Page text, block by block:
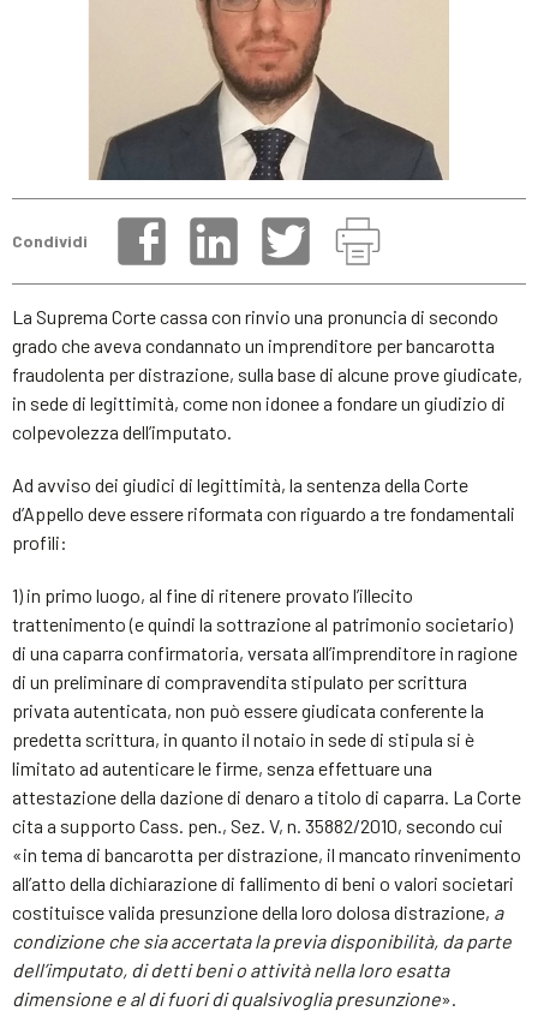
Condividi
La Suprema Corte cassa con rinvio una pronuncia di secondo
grado che aveva condannato un imprenditore per bancarotta
fraudolenta per distrazione, sulla base di alcune prove giudicate,
in sede di legittimità, come non idonee a fondare un giudizio di
colpevolezza dell’imputato.
Ad avviso dei giudici di legittimità, la sentenza della Corte
d’Appello deve essere riformata con riguardo a tre fondamentali
profili:
1) in primo luogo, al fine di ritenere provato l’illecito
trattenimento (e quindi la sottrazione al patrimonio societario)
di una caparra confirmatoria, versata all’imprenditore in ragione
di un preliminare di compravendita stipulato per scrittura
privata autenticata, non può essere giudicata conferente la
predetta scrittura, in quanto il notaio in sede di stipula si è
limitato ad autenticare le firme, senza effettuare una
attestazione della dazione di denaro a titolo di caparra. La Corte
cita a supporto Cass. pen., Sez. V, n. 35882/2010, secondo cui
«in tema di bancarotta per distrazione, il mancato rinvenimento
all’atto della dichiarazione di fallimento di beni o valori societari
costituisce valida presunzione della loro dolosa distrazione, a
condizione che sia accertata la previa disponibilità, da parte
dell’imputato, di detti beni o attività nella loro esatta
dimensione e al di fuori di qualsivoglia presunzione».